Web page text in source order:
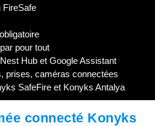
FireSafe
pour tout
Hub et Google Assistant
prises, caméras connectées
SafeFire et Konyks Antalya
connecté Konyks